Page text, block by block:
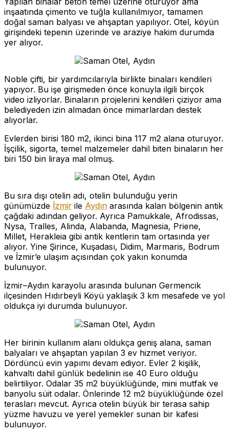
inşaatında çimento ve tuğla kullanılmıyor, tamamen
doğal saman balyası ve ahşaptan yapılıyor. Otel, köyün
girişindeki tepenin üzerinde ve araziye hakim durumda
yer alıyor.
Noble çifti, bir yardımcılarıyla birlikte binaları kendileri
yapıyor. Bu işe girişmeden önce konuyla ilgili birçok
video izliyorlar. Binaların projelerini kendileri çiziyor ama
belediyeden izin almadan önce mimarlardan destek
alıyorlar.
Evlerden birisi 180 m2, ikinci bina 117 m2 alana oturuyor.
İşçilik, sigorta, temel malzemeler dahil biten binaların her
biri 150 bin liraya mal olmuş.
Bu sıra dışı otelin adı, otelin bulunduğu yerin
günümüzde İzmir ile Aydın arasında kalan bölgenin antik
çağdaki adından geliyor. Ayrıca Pamukkale, Afrodissas,
Nysa, Tralles, Alinda, Alabanda, Magnesia, Priene,
Millet, Herakleia gibi antik kentlerin tam ortasında yer
alıyor. Yine Şirince, Kuşadası, Didim, Marmaris, Bodrum
ve İzmir’e ulaşım açısından çok yakın konumda
bulunuyor.
İzmir–Aydın karayolu arasında bulunan Germencik
ilçesinden Hıdırbeyli Köyü yaklaşık 3 km mesafede ve yol
oldukça iyi durumda bulunuyor.
Her birinin kullanım alanı oldukça geniş alana, saman
balyaları ve ahşaptan yapılan 3 ev hizmet veriyor.
Dördüncü evin yapımı devam ediyor. Evler 2 kişilik,
kahvaltı dahil günlük bedelinin ise 40 Euro olduğu
belirtiliyor. Odalar 35 m2 büyüklüğünde, mini mutfak ve
banyolu süit odalar. Önlerinde 12 m2 büyüklüğünde özel
terasları mevcut. Ayrıca otelin büyük bir terasa sahip
yüzme havuzu ve yerel yemekler sunan bir kafesi
bulunuyor.